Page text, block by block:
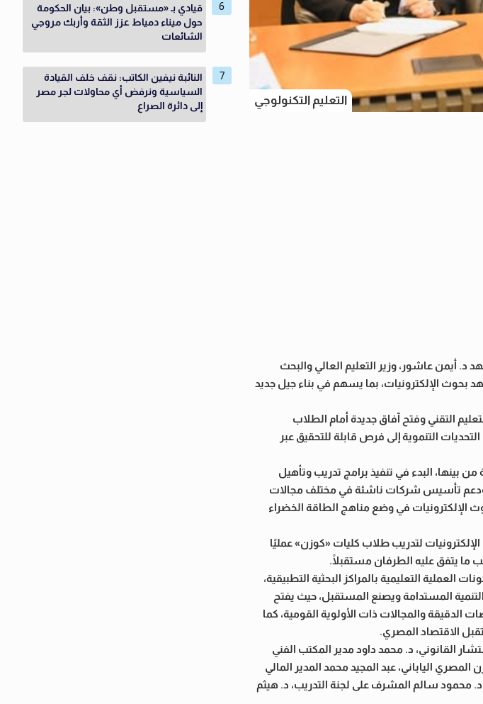
التعليم التكنولوجي
د. أيمن عاشور، وزير التعليم العالي والبحث
بحوث الإلكترونيات، بما يسهم في بناء جيل جديد
التقني وفتح آفاق جديدة أمام الطلاب
التنموية إلى فرص قابلة للتحقيق عبر
بينها، البدء في تنفيذ برامج تدريب وتأهيل
ودعم تأسيس شركات ناشئة في مختلف مجالات
الإلكترونيات في وضع مناهج الطاقة الخضراء
لتدريب طلاب كليات «كوزن» عمليًا
ما يتفق عليه الطرفان مستقبلًا.
التعليمية بالمراكز البحثية التطبيقية،
المستدامة ويصنع المستقبل، حيث يفتح
الدقيقة والمجالات ذات الأولوية القومية، كما
الاقتصاد المصري.
القانوني، د. محمد داود مدير المكتب الفني
الياباني، عبد المجيد محمد المدير المالي
محمود سالم المشرف على لجنة التدريب، د. هيثم
قيادي بـ «مستقبل وطن»: بيان الحكومة
حول ميناء دمياط عزز الثقة وأربك مروجي
الشائعات
النائبة نيفين الكاتب: نقف خلف القيادة
السياسية ونرفض أي محاولات لجر مصر
إلى دائرة الصراع